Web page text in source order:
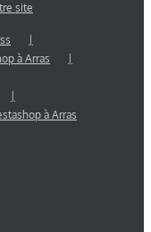
site
à Arras
à Arras